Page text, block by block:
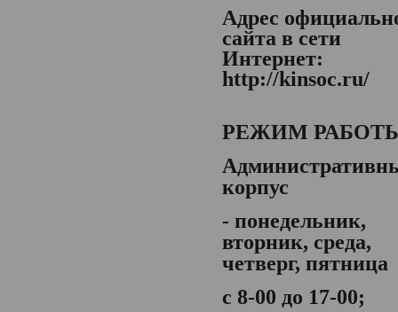
Адрес
сайта в сети
Интернет:
http://kinsoc.ru/
РЕЖИМ
корпус
- понедельник,
вторник, среда,
четверг, пятница
с 8-00 до 17-00;